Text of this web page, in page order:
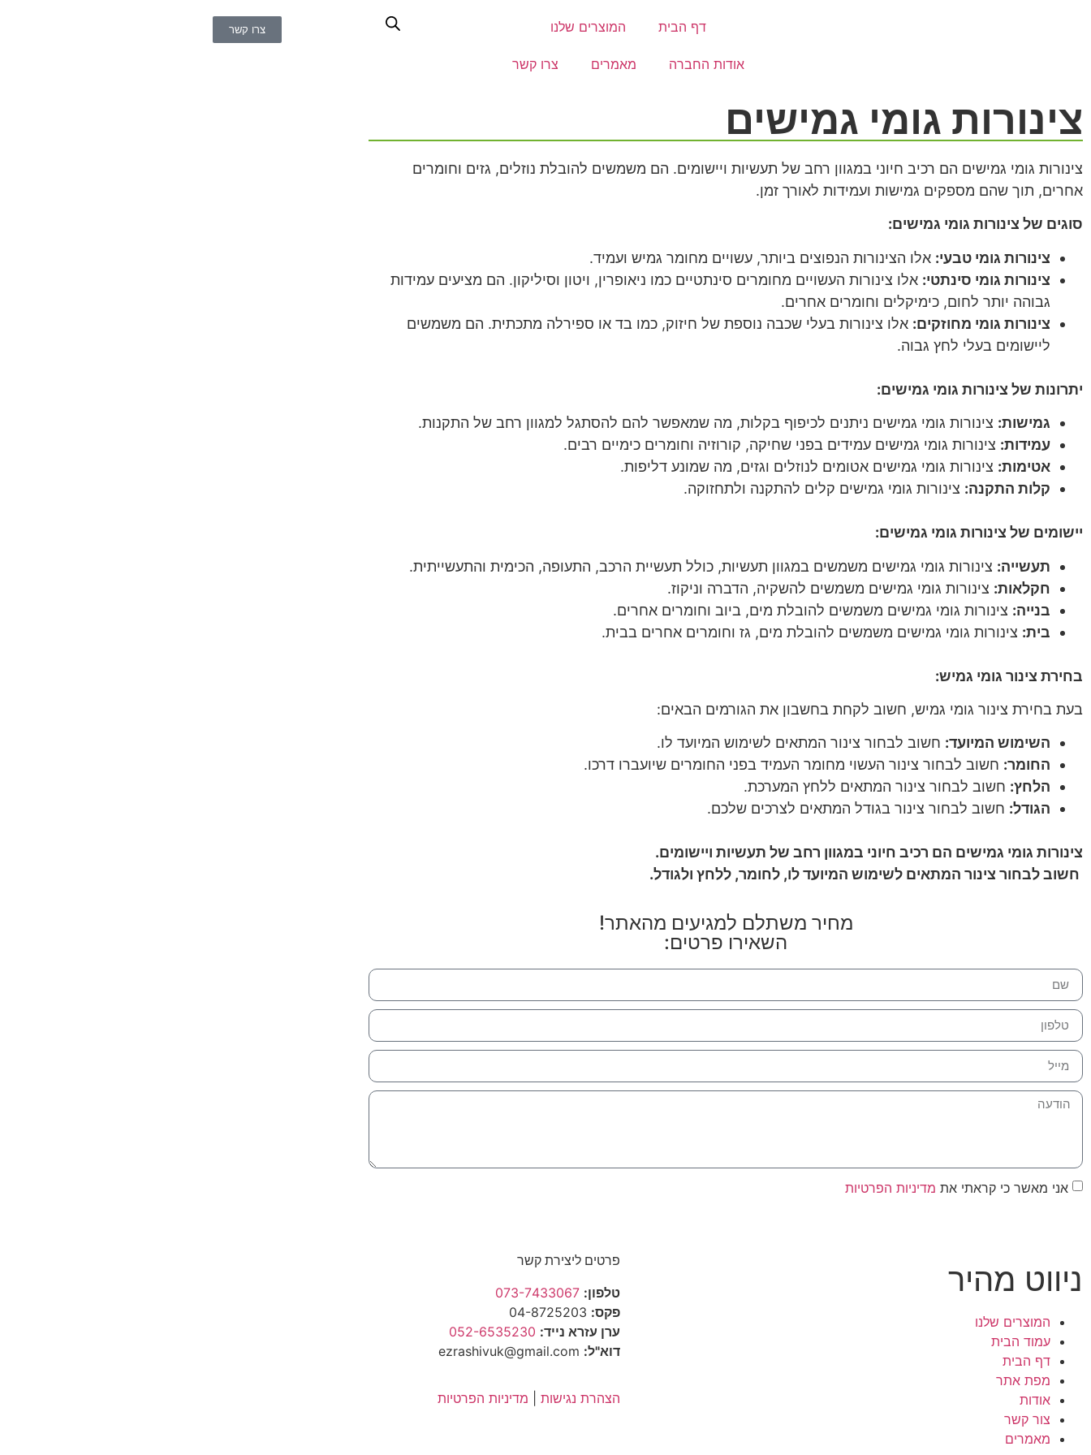
דף הבית המוצרים שלנו
אודות החברה מאמרים צרו קשר
צרו קשר
צינורות גומי גמישים
צינורות גומי גמישים הם רכיב חיוני במגוון רחב של תעשיות ויישומים. הם משמשים להובלת נוזלים, גזים וחומרים
אחרים, תוך שהם מספקים גמישות ועמידות לאורך זמן.
סוגים של צינורות גומי גמישים:
צינורות גומי טבעי: אלו הצינורות הנפוצים ביותר, עשויים מחומר גמיש ועמיד.
צינורות גומי סינתטי: אלו צינורות העשויים מחומרים סינתטיים כמו ניאופרין, ויטון וסיליקון. הם מציעים עמידות
גבוהה יותר לחום, כימיקלים וחומרים אחרים.
צינורות גומי מחוזקים: אלו צינורות בעלי שכבה נוספת של חיזוק, כמו בד או ספירלה מתכתית. הם משמשים
ליישומים בעלי לחץ גבוה.
יתרונות של צינורות גומי גמישים:
גמישות: צינורות גומי גמישים ניתנים לכיפוף בקלות, מה שמאפשר להם להסתגל למגוון רחב של התקנות.
עמידות: צינורות גומי גמישים עמידים בפני שחיקה, קורוזיה וחומרים כימיים רבים.
אטימות: צינורות גומי גמישים אטומים לנוזלים וגזים, מה שמונע דליפות.
קלות התקנה: צינורות גומי גמישים קלים להתקנה ולתחזוקה.
יישומים של צינורות גומי גמישים:
תעשייה: צינורות גומי גמישים משמשים במגוון תעשיות, כולל תעשיית הרכב, התעופה, הכימית והתעשייתית.
חקלאות: צינורות גומי גמישים משמשים להשקיה, הדברה וניקוז.
בנייה: צינורות גומי גמישים משמשים להובלת מים, ביוב וחומרים אחרים.
בית: צינורות גומי גמישים משמשים להובלת מים, גז וחומרים אחרים בבית.
בחירת צינור גומי גמיש:
בעת בחירת צינור גומי גמיש, חשוב לקחת בחשבון את הגורמים הבאים:
השימוש המיועד: חשוב לבחור צינור המתאים לשימוש המיועד לו.
החומר: חשוב לבחור צינור העשוי מחומר העמיד בפני החומרים שיועברו דרכו.
הלחץ: חשוב לבחור צינור המתאים ללחץ המערכת.
הגודל: חשוב לבחור צינור בגודל המתאים לצרכים שלכם.
צינורות גומי גמישים הם רכיב חיוני במגוון רחב של תעשיות ויישומים.
חשוב לבחור צינור המתאים לשימוש המיועד לו, לחומר, ללחץ ולגודל.
מחיר משתלם למגיעים מהאתר!
השאירו פרטים:
אני מאשר כי קראתי את מדיניות הפרטיות
ניווט מהיר
המוצרים שלנו
עמוד הבית
דף הבית
מפת אתר
אודות
צור קשר
מאמרים
פרטים ליצירת קשר
טלפון: 073-7433067
פקס:
ערן עזרא נייד: 052-6535230
דוא"ל:
הצהרת נגישות מדיניות הפרטיות